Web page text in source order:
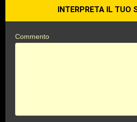
INTERPRETA IL TUO
Commento